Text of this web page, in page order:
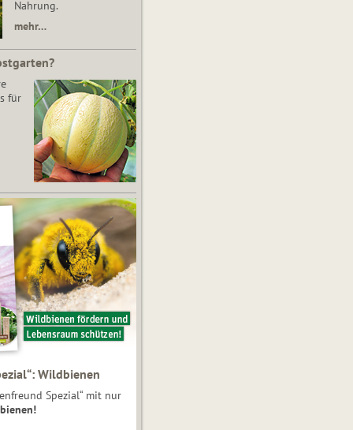
Nahrung.
mehr…
für
Wildbienen
Spezial“ mit nur